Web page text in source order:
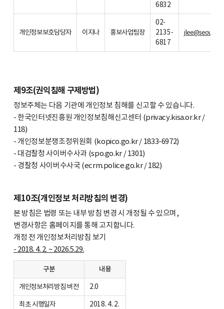
6832
개인정보보호담당자 이지나 홍보사업팀장
02-
2135-
6817
제9조(권익침해 구제방법)
정보주체는 다음 기관에 개인정보 침해를 신고할 수 있습니다.
- 한국인터넷진흥원 개인정보침해신고센터 (privacy.kisa.or.kr /
118)
- 개인정보분쟁조정위원회 (kopico.go.kr / 1833-6972)
- 대검찰청 사이버수사과 (spo.go.kr / 1301)
- 경찰청 사이버수사국 (ecrm.police.go.kr / 182)
제10조(개인정보 처리방침의 변경)
본 방침은 법령 또는 내부 방침 변경 시 개정될 수 있으며,
변경사항은 홈페이지를 통해 고지합니다.
개정 전 개인정보처리방침 보기
- 2018. 4. 2. ~ 2026.5.29.
구분 내용
개인정보처리방침 버전 2.0
최초 시행일자 2018. 4. 2.